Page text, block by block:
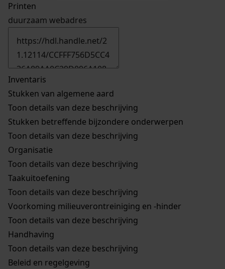
Printen
duurzaam webadres
Inventaris
Stukken van algemene aard
Toon details van deze beschrijving
Stukken betreffende bijzondere onderwerpen
Toon details van deze beschrijving
Organisatie
Toon details van deze beschrijving
Taakuitoefening
Toon details van deze beschrijving
Voorkoming milieuverontreiniging en -hinder
Toon details van deze beschrijving
Handhaving
Toon details van deze beschrijving
Beleid en regelgeving